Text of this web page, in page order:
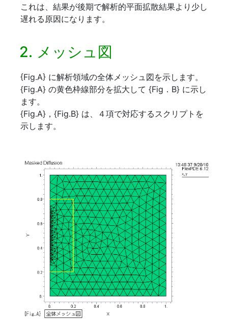
これは、結果が後期で解析的平面拡散結果より少し
遅れる原因になります。
2. メッシュ図
{Fig.A} に解析領域の全体メッシュ図を示します。
{Fig.A} の黄色枠線部分を拡大して {Fig．B} に示し
ます。
{Fig.A}，{Fig.B} は、４項で対応するスクリプトを
示します。